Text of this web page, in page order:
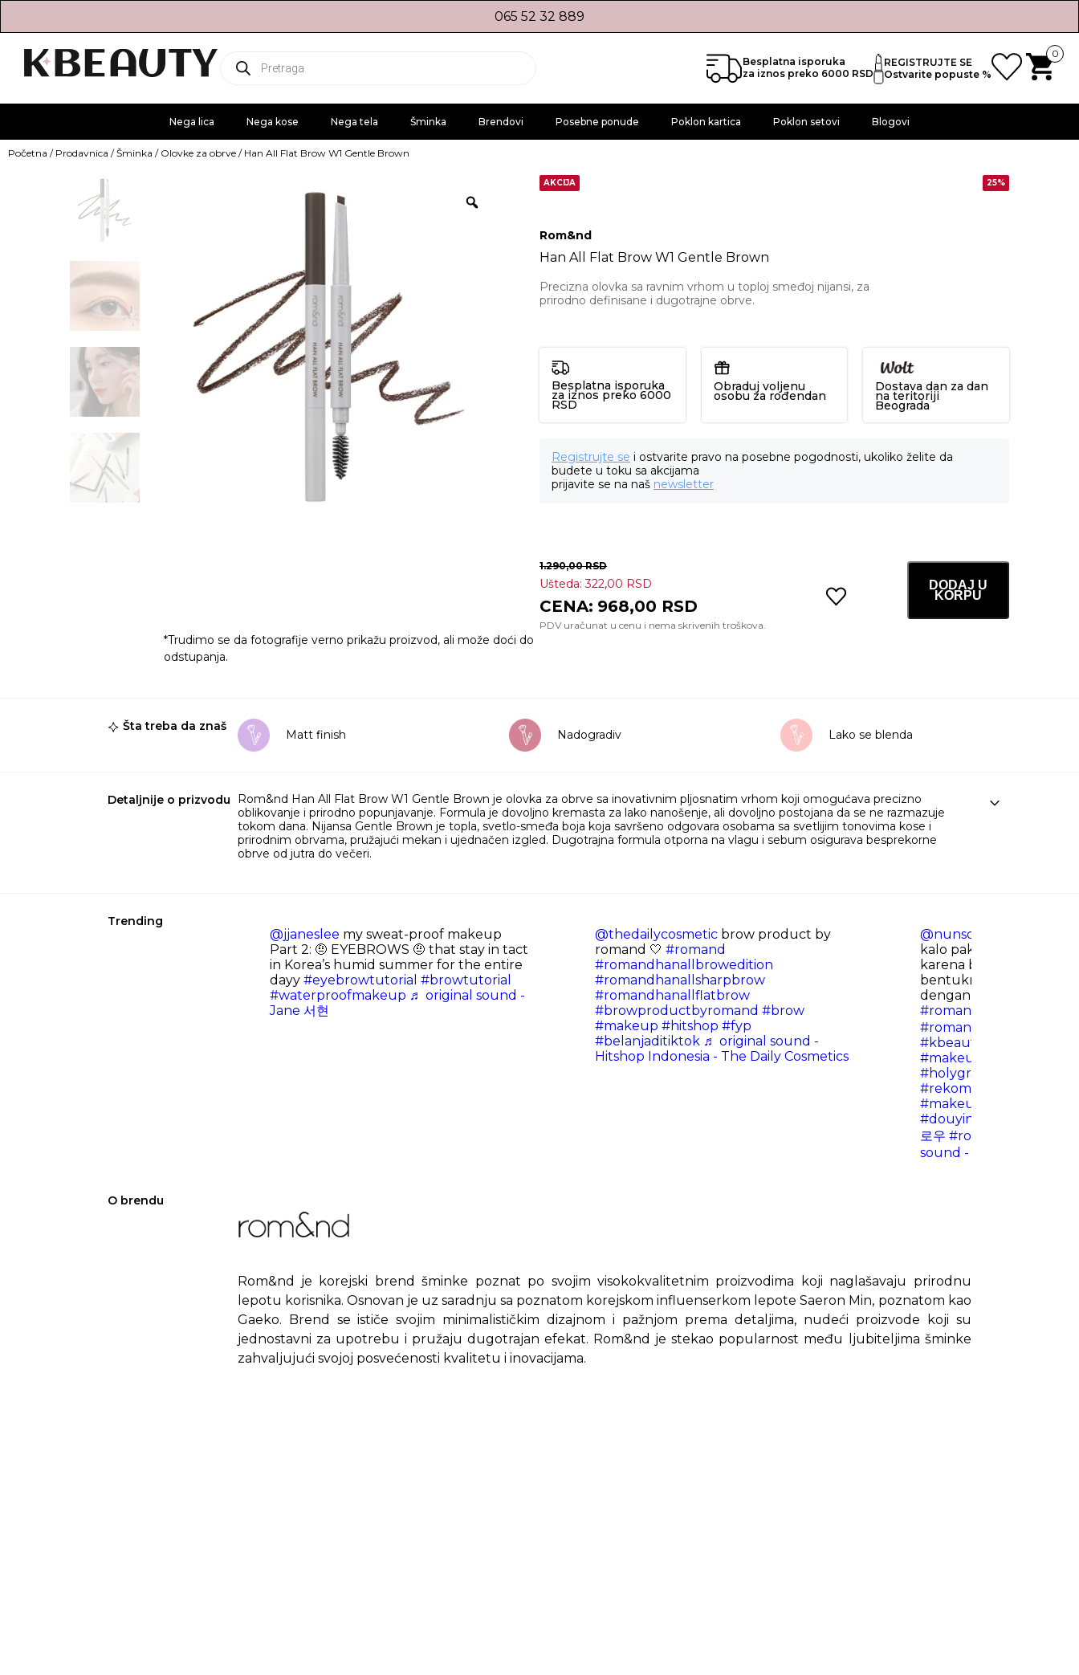
065 52 32 889
Products
search
Besplatna isporuka
za iznos preko 6000 RSD
REGISTRUJTE SE
Ostvarite popuste %
0
Nega lica Nega kose Nega tela Šminka Brendovi Posebne ponude Poklon kartica Poklon setovi Blogovi
Početna / Prodavnica /Šminka / Olovke za obrve / Han All Flat Brow W1 Gentle Brown
AKCIJA 25%
Rom&nd
Han All Flat Brow W1 Gentle Brown
Precizna olovka sa ravnim vrhom u toploj smeđoj nijansi, za
prirodno definisane i dugotrajne obrve.
Besplatna isporuka
za iznos preko 6000
RSD
Obraduj voljenu
osobu za rođendan
Dostava dan za dan
na teritoriji
Beograda
Registrujte se i ostvarite pravo na posebne pogodnosti, ukoliko želite da
budete u toku sa akcijama
prijavite se na naš newsletter
1.290,00RSD
Ušteda:322,00 RSD
968,00 RSD
DODAJ U
KORPU
*Trudimo se da fotografije verno prikažu proizvod, ali može doći do
odstupanja.
Šta treba da znaš
Matt finish Nadogradiv Lako se blenda
Detaljnije o prizvodu
Rom&nd Han All Flat Brow W1 Gentle Brown je olovka za obrve sa inovativnim pljosnatim vrhom koji omogućava precizno
oblikovanje i prirodno popunjavanje. Formula je dovoljno kremasta za lako nanošenje, ali dovoljno postojana da se ne razmazuje
tokom dana. Nijansa Gentle Brown je topla, svetlo-smeđa boja koja savršeno odgovara osobama sa svetlijim tonovima kose i
prirodnim obrvama, pružajući mekan i ujednačen izgled. Dugotrajna formula otporna na vlagu i sebum osigurava besprekorne
obrve od jutra do večeri.
Trending
@jjaneslee my sweat-proof makeup
Part 2: 🤨 EYEBROWS 🤨 that stay in tact
in Korea’s humid summer for the entire
dayy #eyebrowtutorial #browtutorial
#waterproofmakeup ♬ original sound -
Jane 서현
@thedailycosmeticbrow product by
romand 🤍 #romand
#romandhanallbrowedition
#romandhanallsharpbrow
#romandhanallflatbrow
#browproductbyromand #brow
#makeup #hitshop #fyp
#belanjaditiktok ♬ original sound -
Hitshop Indonesia - The Daily Cosmetics
@nunsolmi
kalo pake ROMAND
karena bentuknya yang
bentuknya pipih, dan
dengan spoolie!💖
#romandyou
#romandkorea
#kbeauty
#makeupkorea
#holygrailmakeup
#rekomendasimakeup
#makeuptutorial
#douyinmakeuptutorial
로우
sound -
O brendu
Rom&nd je korejski brend šminke poznat po svojim visokokvalitetnim proizvodima koji naglašavaju prirodnu
lepotu korisnika. Osnovan je uz saradnju sa poznatom korejskom influenserkom lepote Saeron Min, poznatom kao
Gaeko. Brend se ističe svojim minimalističkim dizajnom i pažnjom prema detaljima, nudeći proizvode koji su
jednostavni za upotrebu i pružaju dugotrajan efekat. Rom&nd je stekao popularnost među ljubiteljima šminke
zahvaljujući svojoj posvećenosti kvalitetu i inovacijama.